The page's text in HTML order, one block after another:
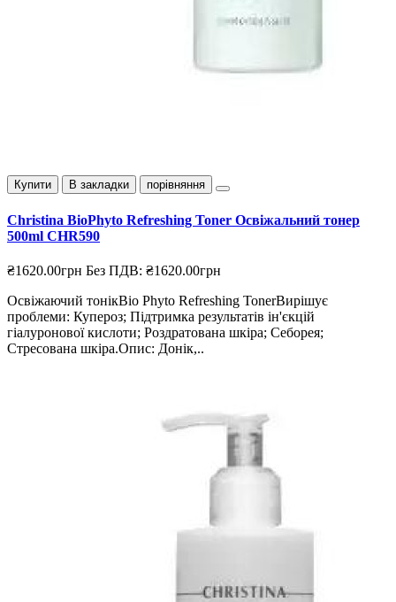
Купити В закладки порівняння
Christina BioPhyto Refreshing Toner Освіжальний тонер
500ml CHR590
₴1620.00грн Без ПДВ: ₴1620.00грн
Освіжаючий тонікBio Phyto Refreshing TonerВирішує
проблеми: Купероз; Підтримка результатів ін'єкцій
гіалуронової кислоти; Роздратована шкіра; Себорея;
Стресована шкіра.Опис: Донік,..